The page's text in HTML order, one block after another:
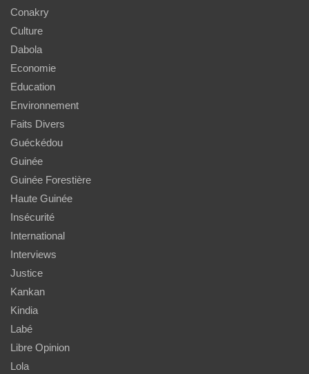
Conakry
Culture
Dabola
Economie
Education
Environnement
Faits Divers
Guéckédou
Guinée
Guinée Forestière
Haute Guinée
Insécurité
International
Interviews
Justice
Kankan
Kindia
Labé
Libre Opinion
Lola